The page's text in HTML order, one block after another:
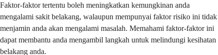
Faktor-faktor tertentu boleh meningkatkan kemungkinan anda
mengalami sakit belakang, walaupun mempunyai faktor risiko ini tidak
menjamin anda akan mengalami masalah. Memahami faktor-faktor ini
dapat membantu anda mengambil langkah untuk melindungi kesihatan
belakang anda.